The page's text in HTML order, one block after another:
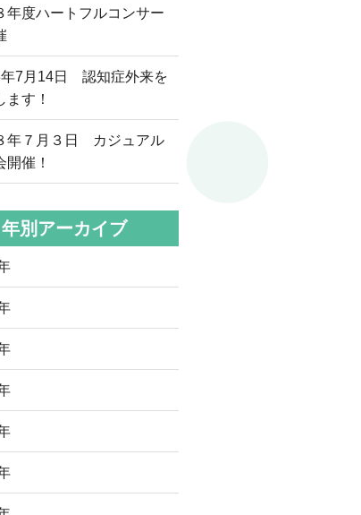
年度ハートフルコンサー
7月14日 認知症外来を
ます！
年７月３日 カジュアル
開催！
年別アーカイブ